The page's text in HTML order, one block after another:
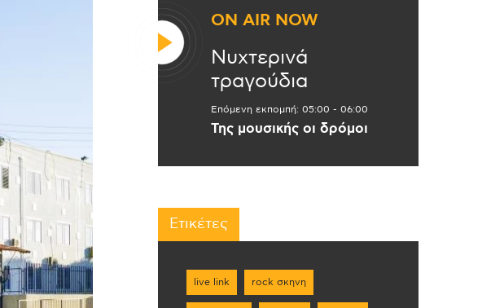
ON AIR NOW
Νυχτερινά
τραγούδια
Επόμενη εκπομπή: 05:00 - 06:00
Της μουσικής οι δρόμοι
Ετικέτες
live link rock σκηνη